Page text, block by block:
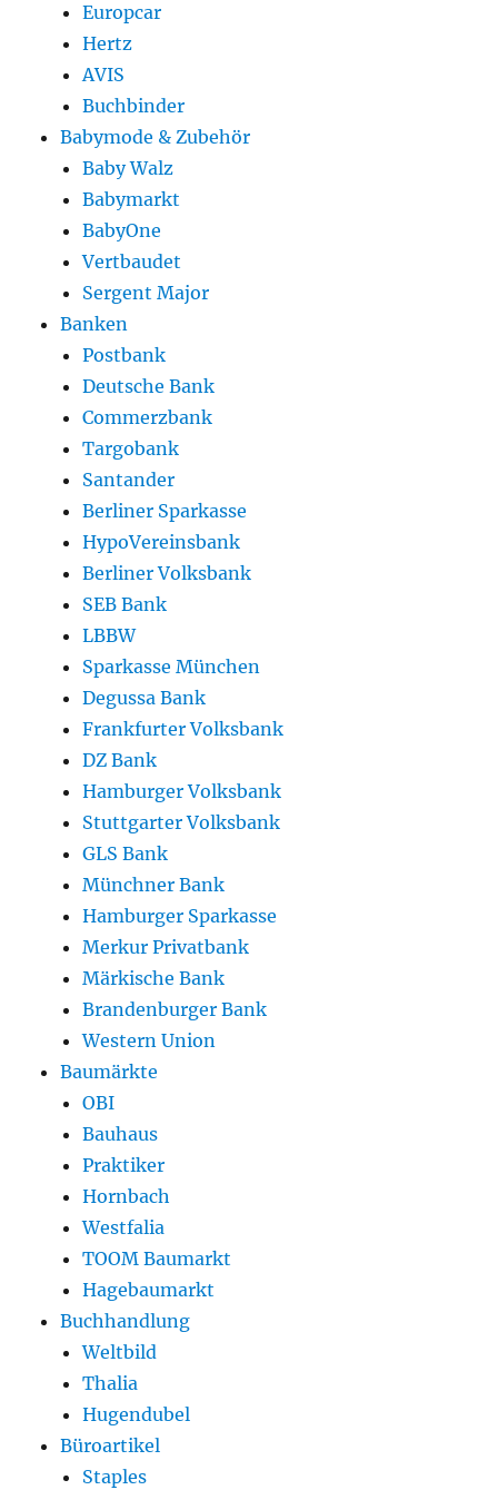
Europcar
Hertz
AVIS
Buchbinder
Babymode & Zubehör
Baby Walz
Babymarkt
BabyOne
Vertbaudet
Sergent Major
Banken
Postbank
Deutsche Bank
Commerzbank
Targobank
Santander
Berliner Sparkasse
HypoVereinsbank
Berliner Volksbank
SEB Bank
LBBW
Sparkasse München
Degussa Bank
Frankfurter Volksbank
DZ Bank
Hamburger Volksbank
Stuttgarter Volksbank
GLS Bank
Münchner Bank
Hamburger Sparkasse
Merkur Privatbank
Märkische Bank
Brandenburger Bank
Western Union
Baumärkte
OBI
Bauhaus
Praktiker
Hornbach
Westfalia
TOOM Baumarkt
Hagebaumarkt
Buchhandlung
Weltbild
Thalia
Hugendubel
Büroartikel
Staples